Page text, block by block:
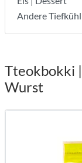
Andere
Tteokbokki
Wurst